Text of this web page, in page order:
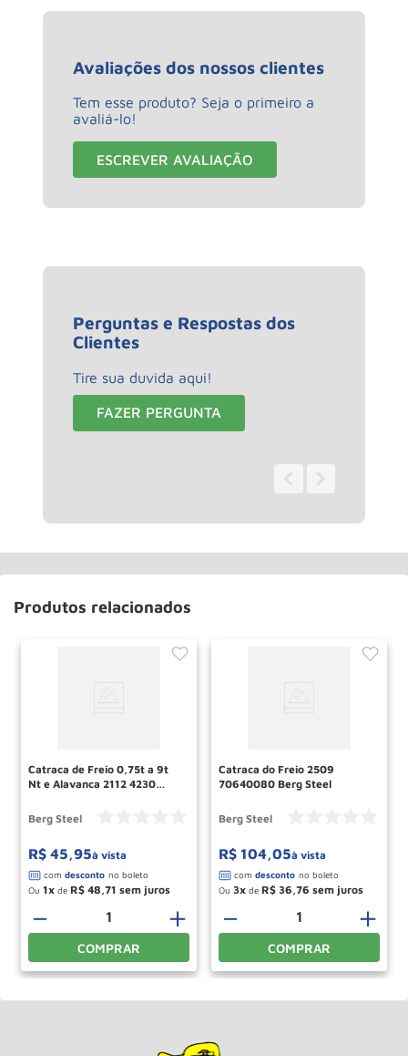
Avaliações dos nossos clientes
Tem esse produto? Seja o primeiro a
avaliá-lo!
ESCREVER AVALIAÇÃO
Perguntas e Respostas dos
Clientes
Tire sua duvida aqui!
FAZER PERGUNTA
Produtos relacionados
Catraca de Freio 0,75t a 9t
Nt e Alavanca 2112 4230
Berg Steel
R$ 45,95à vista
Ou 1 de R$ 48 71
＋
－
COMPRAR
Catraca do Freio 2509
70640080 Berg Steel
Berg Steel
R$ 104,05à vista
Ou 3 de R$ 36 76
＋
－
COMPRAR